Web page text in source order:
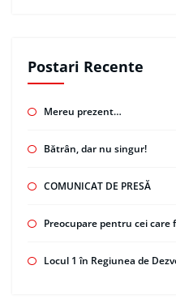
Postari Recente
Mereu prezent…
Bătrân, dar nu singur!
COMUNICAT DE PRESĂ
Preocupare pentru cei care
Locul 1 în Regiunea de